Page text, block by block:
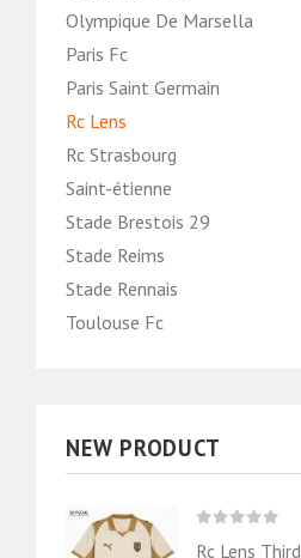
Olympique De Marsella
Paris Fc
Paris Saint Germain
Rc Lens
Rc Strasbourg
Saint-étienne
Stade Brestois 29
Stade Reims
Stade Rennais
Toulouse Fc
NEW PRODUCT
Rc Lens Third